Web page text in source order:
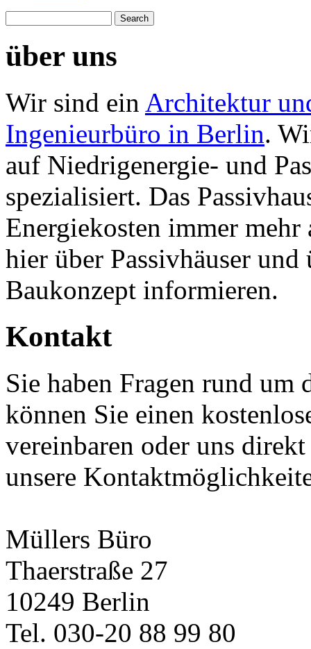
über uns
Wir sind ein Architektur
Ingenieurbüro in Berlin.
auf Niedrigenergie- und
spezialisiert. Das
Energiekosten immer
hier über Passivhäuser und
Baukonzept informieren.
Kontakt
Sie haben Fragen rund um
können Sie einen
vereinbaren oder uns
unsere
Müllers Büro
Thaerstraße 27
10249 Berlin
Tel. 030-20 88 99 80